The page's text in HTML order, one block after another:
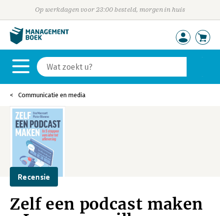
Op werkdagen voor 23:00 besteld, morgen in huis
Communicatie en media
Recensie
Zelf een podcast maken